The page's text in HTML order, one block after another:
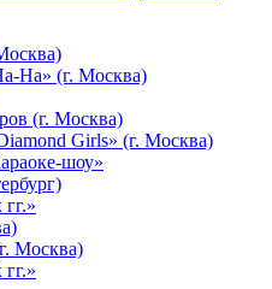
На» (г. Москва)
(г. Москва)
Girls» (г. Москва)
шоу»
Москва)